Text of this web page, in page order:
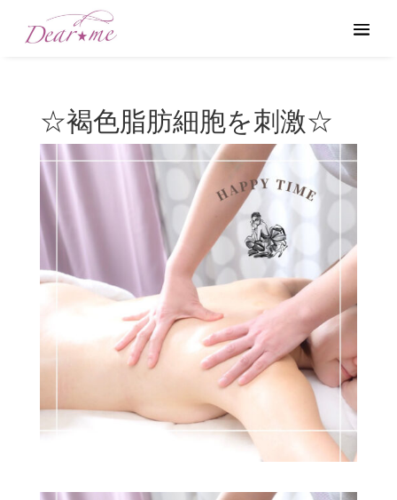
☆褐色脂肪細胞を刺激☆